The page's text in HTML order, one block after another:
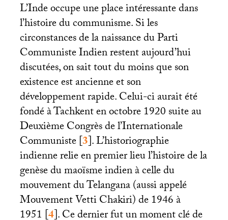
L’Inde occupe une place intéressante dans
l’histoire du communisme. Si les
circonstances de la naissance du Parti
Communiste Indien restent aujourd’hui
discutées, on sait tout du moins que son
existence est ancienne et son
développement rapide. Celui-ci aurait été
fondé à Tachkent en octobre 1920 suite au
Deuxième Congrès de l’Internationale
Communiste[3]. L’historiographie
indienne relie en premier lieu l’histoire de la
genèse du maoïsme indien à celle du
mouvement du Telangana (aussi appelé
Mouvement Vetti Chakiri) de 1946 à
1951 [4]. Ce dernier fut un moment clé de